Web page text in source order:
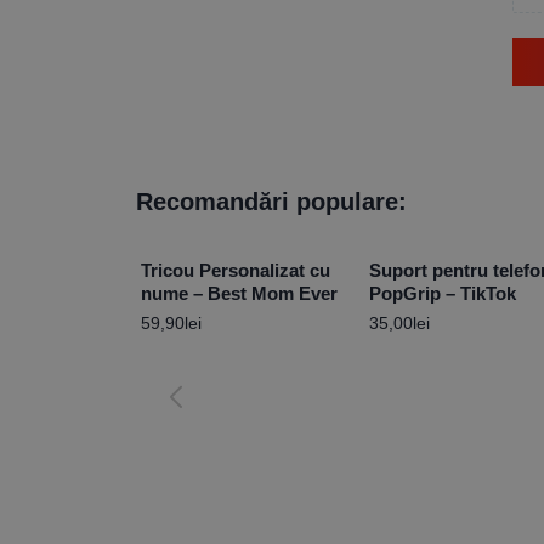
Recomandări populare:
Tricou Personalizat cu
nume – Best Mom Ever
59,90lei
Suport pentru
PopGrip – TikTok
35,00lei